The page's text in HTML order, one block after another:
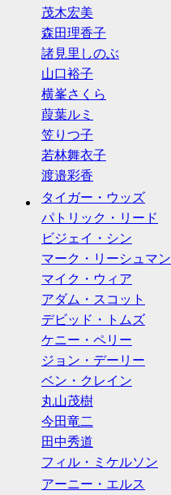
茂木宏美
森田理香子
諸見里しのぶ
山口裕子
横峯さくら
葭葉ルミ
笠りつ子
若林舞衣子
渡邉彩香
タイガー・ウッズ
パトリック・リード
ビジェイ・シン
マーク・リーシュマン
マイク・ウィア
アダム・スコット
デビッド・トムズ
ケニー・ペリー
ジョン・デーリー
ベン・クレイン
丸山茂樹
今田竜二
田中秀道
フィル・ミケルソン
アーニー・エルス